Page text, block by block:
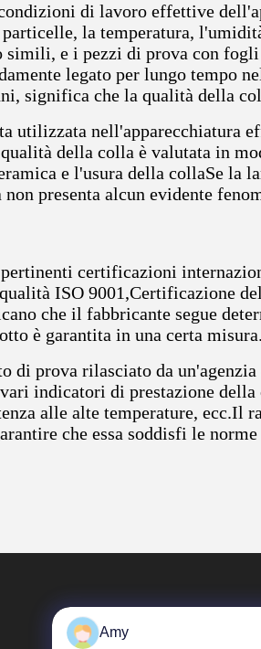
di lavoro effettive
la temperatura,
e i pezzi di prova con
legato per lungo tempo
significa che la qualità della
utilizzata nell'apparecchiatura
della colla è valutata in
e l'usura della collaSe la
presenta alcun evidente
certificazioni
ISO 9001,Certificazione
che il fabbricante segue
è garantita in una certa misura.
di prova rilasciato da
indicatori di prestazione della
alle alte temperature, ecc.Il
che essa soddisfi le
Amy